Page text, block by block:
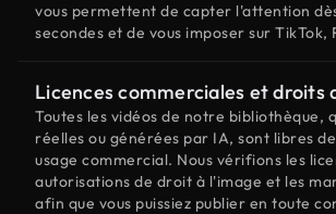
vous permettent de capter l'attention
secondes et de vous imposer sur TikTok,
Licences commerciales et droits
Toutes les vidéos de notre bibliothèque,
réelles ou générées par IA, sont libres
usage commercial. Nous vérifions les
autorisations de droit à l'image et les
afin que vous puissiez publier en toute